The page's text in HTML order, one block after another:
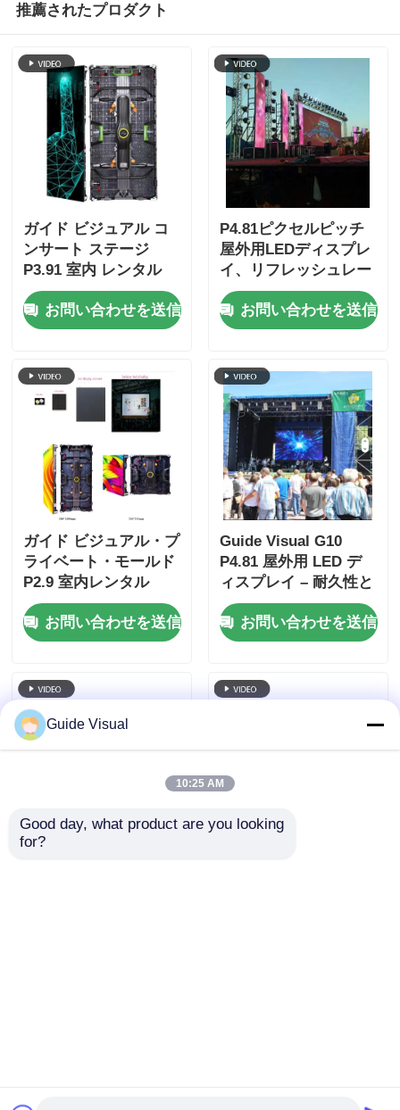
推薦されたプロダクト
ガイド ビジュアル コ
ンサート ステージ
P3.91 室内 レンタル
ツアー用 LED ディス
プレイ,クイックロック
デュアル バックアップ
お問い合わせを送信
P4.81ピクセルピッチ
屋外用LEDディスプレ
イ、リフレッシュレー
ト7680Hz、レンタル
およびイベント向け
IP65防水
お問い合わせを送信
ガイド ビジュアル・プ
ライベート・モールド
P2.9 室内レンタル
LEDディスプレイ vs
公共のモールド,より強
いキャビネット・アン
お問い合わせを送信
Guide Visual G10
P4.81 屋外用 LED デ
ィスプレイ – 耐久性と
コスト効率に優れた販
売代理店向けレンタル
スクリーン
お問い合わせを送信
Guide Visual
10:25 AM
Good day, what product are you looking
for?